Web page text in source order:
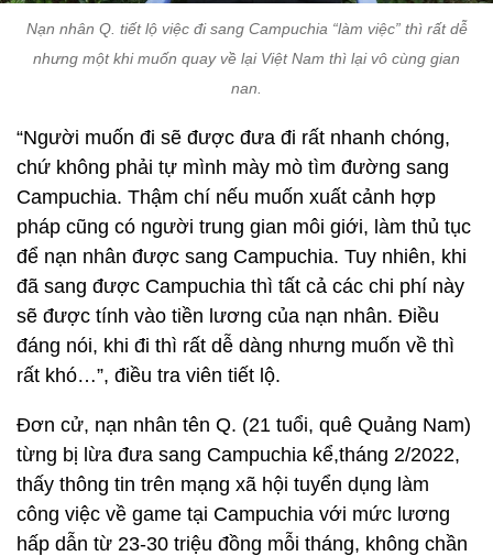
Nạn nhân Q. tiết lộ việc đi sang Campuchia “làm việc” thì rất dễ
nhưng một khi muốn quay về lại Việt Nam thì lại vô cùng gian
nan.
“Người muốn đi sẽ được đưa đi rất nhanh chóng,
chứ không phải tự mình mày mò tìm đường sang
Campuchia. Thậm chí nếu muốn xuất cảnh hợp
pháp cũng có người trung gian môi giới, làm thủ tục
để nạn nhân được sang Campuchia. Tuy nhiên, khi
đã sang được Campuchia thì tất cả các chi phí này
sẽ được tính vào tiền lương của nạn nhân. Điều
đáng nói, khi đi thì rất dễ dàng nhưng muốn về thì
rất khó…”, điều tra viên tiết lộ.
Đơn cử, nạn nhân tên Q. (21 tuổi, quê Quảng Nam)
từng bị lừa đưa sang Campuchia kể,tháng 2/2022,
thấy thông tin trên mạng xã hội tuyển dụng làm
công việc về game tại Campuchia với mức lương
hấp dẫn từ 23-30 triệu đồng mỗi tháng, không chần